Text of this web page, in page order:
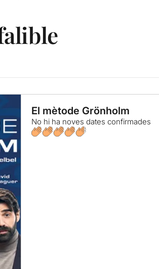
El mètode Grönholm
No hi ha noves dates confirmades